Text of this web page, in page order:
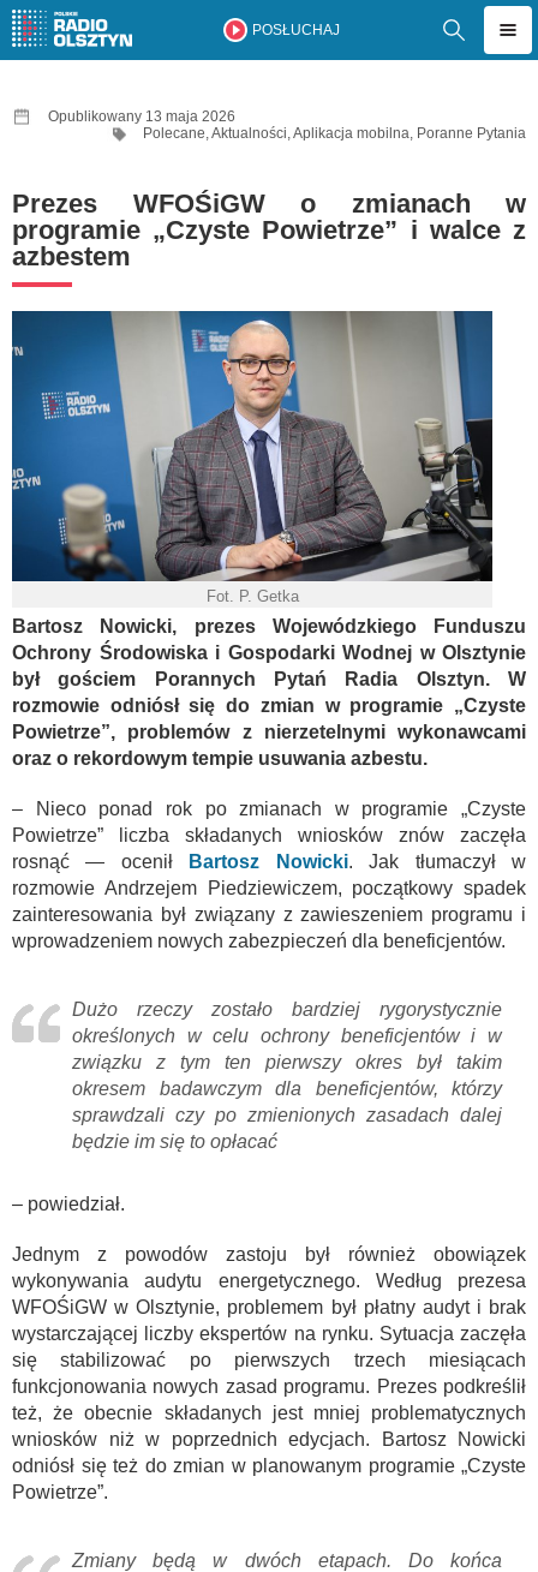
POSŁUCHAJ
Opublikowany 13 maja 2026
Polecane,Aktualności,Aplikacja mobilna, Poranne Pytania
Prezes WFOŚiGW o zmianach w
programie „Czyste Powietrze” i walce z
azbestem
Fot. P. Getka
Bartosz Nowicki, prezes Wojewódzkiego Funduszu
Ochrony Środowiska i Gospodarki Wodnej w Olsztynie
był gościem Porannych Pytań Radia Olsztyn. W
rozmowie odniósł się do zmian w programie „Czyste
Powietrze”, problemów z nierzetelnymi wykonawcami
oraz o rekordowym tempie usuwania azbestu.
– Nieco ponad rok po zmianach w programie „Czyste
Powietrze” liczba składanych wniosków znów zaczęła
rosnąć — ocenił
Bartosz Nowicki. Jak tłumaczył w
rozmowie Andrzejem Piedziewiczem, początkowy spadek
zainteresowania był związany z zawieszeniem programu i
wprowadzeniem nowych zabezpieczeń dla beneficjentów.
Dużo rzeczy zostało bardziej rygorystycznie
określonych w celu ochrony beneficjentów i w
związku z tym ten pierwszy okres był takim
okresem badawczym dla beneficjentów, którzy
sprawdzali czy po zmienionych zasadach dalej
będzie im się to opłacać
– powiedział.
Jednym z powodów zastoju był również obowiązek
wykonywania audytu energetycznego. Według prezesa
WFOŚiGW w Olsztynie, problemem był płatny audyt i brak
wystarczającej liczby ekspertów na rynku. Sytuacja zaczęła
się stabilizować po pierwszych trzech miesiącach
funkcjonowania nowych zasad programu. Prezes podkreślił
też, że obecnie składanych jest mniej problematycznych
wniosków niż w poprzednich edycjach. Bartosz Nowicki
odniósł się też do zmian w planowanym programie „Czyste
Powietrze”.
Zmiany będą w dwóch etapach. Do końca